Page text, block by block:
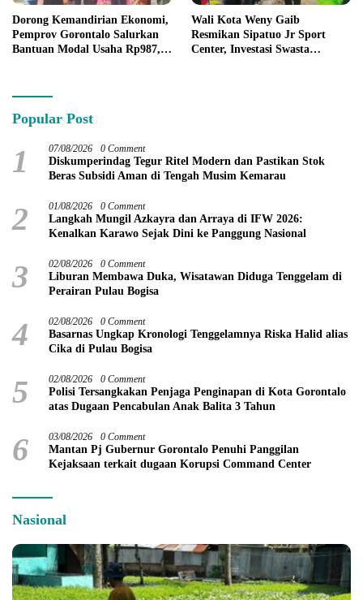
Dorong Kemandirian Ekonomi,
Pemprov Gorontalo Salurkan
Bantuan Modal Usaha Rp987,5
Wali Kota Weny Gaib
Resmikan Sipatuo Jr Sport
Center, Investasi Swasta
Popular Post
1 07/08/2026 0 Comment
Diskumperindag Tegur Ritel Modern dan Pastikan Stok
Beras Subsidi Aman di Tengah Musim Kemarau
2 01/08/2026 0 Comment
Langkah Mungil Azkayra dan Arraya di IFW 2026:
Kenalkan Karawo Sejak Dini ke Panggung Nasional
3 02/08/2026 0 Comment
Liburan Membawa Duka, Wisatawan Diduga Tenggelam di
Perairan Pulau Bogisa
4 02/08/2026 0 Comment
Basarnas Ungkap Kronologi Tenggelamnya Riska Halid alias
Cika di Pulau Bogisa
5 02/08/2026 0 Comment
Polisi Tersangkakan Penjaga Penginapan di Kota Gorontalo
atas Dugaan Pencabulan Anak Balita 3 Tahun
6 03/08/2026 0 Comment
Mantan Pj Gubernur Gorontalo Penuhi Panggilan
Kejaksaan terkait dugaan Korupsi Command Center
Nasional